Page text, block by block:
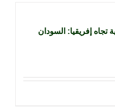
تجاه إفريقيا: السودان